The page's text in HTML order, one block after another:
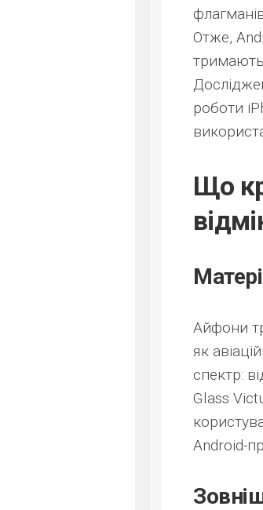
Отже,
тримають
роботи
Що
Айфони
як
спектр:
Glass
Android-